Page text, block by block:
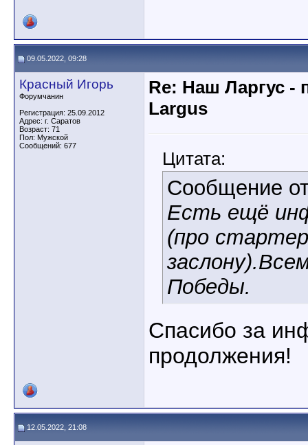
09.05.2022, 09:28
Красный Игорь
Форумчанин
Регистрация: 25.09.2012
Адрес: г. Саратов
Возраст: 71
Пол: Мужской
Сообщений: 677
Re: Наш Ларгус -
Largus
Цитата:
Сообщение
Есть ещё
(про
Победы.
Спасибо за
продолжения!
12.05.2022, 21:08